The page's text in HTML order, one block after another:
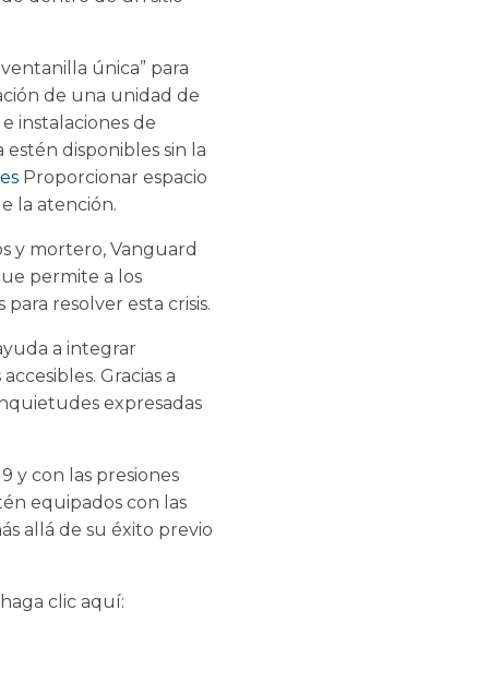
única” para
de una unidad de
instalaciones de
disponibles sin la
Proporcionar espacio
la atención.
y mortero, Vanguard
permite a los
resolver esta crisis.
a integrar
Gracias a
expresadas
y con las presiones
equipados con las
allá de su éxito previo
clic aquí: